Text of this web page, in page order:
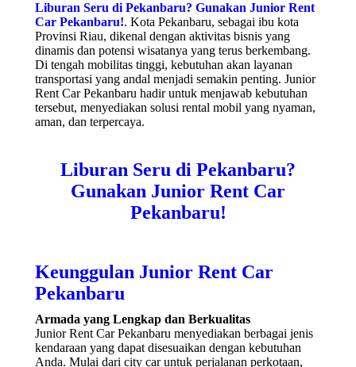
Liburan Seru di Pekanbaru? Gunakan Junior Rent
Car Pekanbaru!. Kota Pekanbaru, sebagai ibu kota
Provinsi Riau, dikenal dengan aktivitas bisnis yang
dinamis dan potensi wisatanya yang terus berkembang.
Di tengah mobilitas tinggi, kebutuhan akan layanan
transportasi yang andal menjadi semakin penting. Junior
Rent Car Pekanbaru hadir untuk menjawab kebutuhan
tersebut, menyediakan solusi rental mobil yang nyaman,
aman, dan terpercaya.
Liburan Seru di Pekanbaru?
Gunakan Junior Rent Car
Pekanbaru!
Keunggulan Junior Rent Car
Pekanbaru
Armada yang Lengkap dan Berkualitas
Junior Rent Car Pekanbaru menyediakan berbagai jenis
kendaraan yang dapat disesuaikan dengan kebutuhan
Anda. Mulai dari city car untuk perjalanan perkotaan,